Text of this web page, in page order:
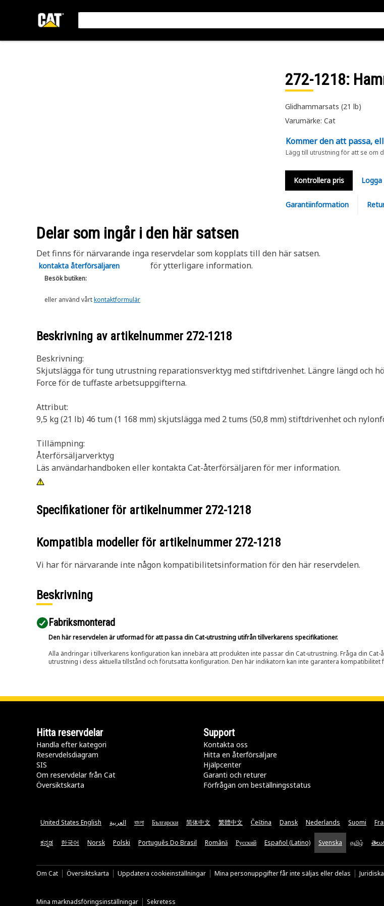
272-1218:
Glidhammarsats (21 lb)
Varumärke: Cat
Kommer den att passa,
Lägg till utrustning för att se om
Kontrollera pris
Garantiinformation
Delar som ingår i den här satsen
Det finns för närvarande inga reservdelar som kopplats till den här satsen.
kontakta återförsäljaren
Besök butiken:
eller använd vårtkontaktformulär
för ytterligare information.
Beskrivning av artikelnummer 272-1218
Beskrivning:
Skjutslägga för tung utrustning reparationsverktyg med stiftdrivenhet. Längre längd och
Force för de tuffaste arbetsuppgifterna.
Attribut:
9,5 kg (21 lb) 46 tum (1 168 mm) skjutslägga med 2 tums (50,8 mm) stiftdrivenhet och
Tillämpning:
Återförsäljarverktyg
Läs användarhandboken eller kontakta Cat-återförsäljaren för mer information.
Specifikationer för artikelnummer 272-1218
Kompatibla modeller för artikelnummer 272-1218
Vi har för närvarande inte någon kompatibilitetsinformation för den här reservdelen.
Beskrivning
Fabriksmonterad
Den här reservdelen är utformad för att passa din Cat-utrustning utifrån tillverkarens specifikationer.
Alla ändringar i tillverkarens konfiguration kan innebära att produkten inte passar din Cat-utrustning. Fråga din
utrustning i dess aktuella tillstånd och förutsatta konfiguration. Den här indikatorn kan inte garantera kompatibilitet
Hitta reservdelar
Handla efter kategori
Reservdelsdiagram
SIS
Om reservdelar från Cat
Översiktskarta
Support
Kontakta oss
Hitta en återförsäljare
Hjälpcenter
Garanti och returer
Förfrågan om beställningsstatus
United States English العربية বাংলা Български 简体中文 繁體中文 Čeština Dansk Nederlands Suomi
ಕನ್ನಡ 한국어 Norsk Polski Português Do Brasil Română Русский Español (Latino) Svenska தமிழ்
Om Cat Översiktskarta Uppdatera cookieinställningar Mina personuppgifter får inte säljas eller delas
Mina marknadsföringsinställningar Sekretess